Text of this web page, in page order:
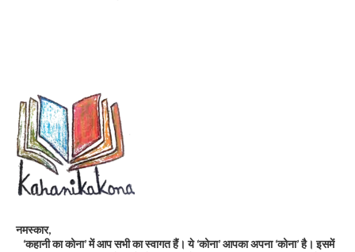
नमस्कार,
‘कहानी का कोना’ में आप सभी का स्वागत हैं। ये ‘कोना’ आपका अपना ‘कोना’ है। इसमें